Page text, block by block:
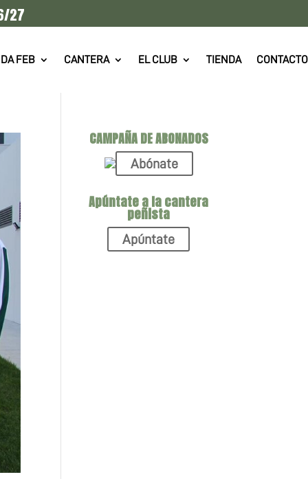
27
FEB CANTERA EL CLUB TIENDA CONTACTO
CAMPAÑA DE ABONADOS
Abónate
Apúntate a la cantera
peñista
Apúntate